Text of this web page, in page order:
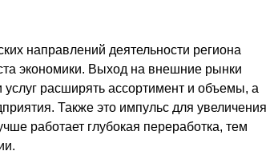
направлений деятельности региона
экономики. Выход на внешние рынки
услуг расширять ассортимент и объемы, а
Также это импульс для увеличения
работает глубокая переработка, тем